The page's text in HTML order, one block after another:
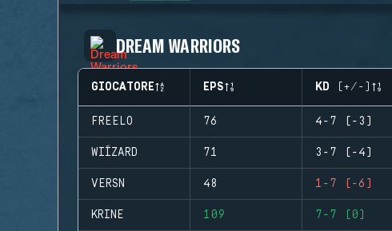
DREAM WARRIORS
GIOCATORE EPS KD (+/-)
FREELO 76 4-7 (-3)
WIÍZARD 71 3-7 (-4)
VERSN 48 1-7 (-6)
KRINE 109 7-7 (0)